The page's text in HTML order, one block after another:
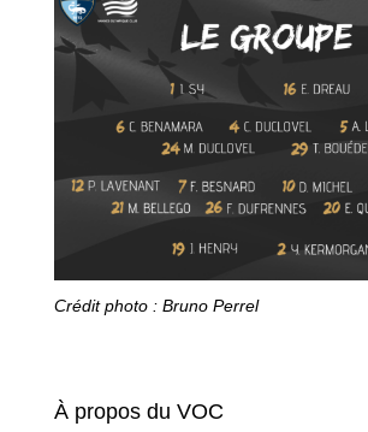
Crédit photo : Bruno Perrel
À propos du VOC